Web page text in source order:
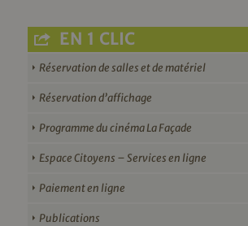
EN 1 CLIC
Réservation de salles et de matériel
Réservation d’affichage
Programme du cinéma La Façade
Espace Citoyens – Services en ligne
Paiement en ligne
Publications